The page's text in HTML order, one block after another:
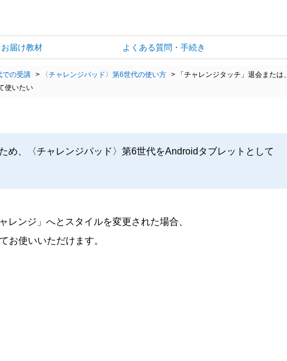
お届け教材 よくある質問・手続き
での受講 > 〈チャレンジパッド〉第6世代の使い方 >
「チャレンジタッチ」退会または、
使いたい
め、〈チャレンジパッド〉第6世代をAndroidタブレットとして
レンジ」へとスタイルを変更された場合、
お使いいただけます。